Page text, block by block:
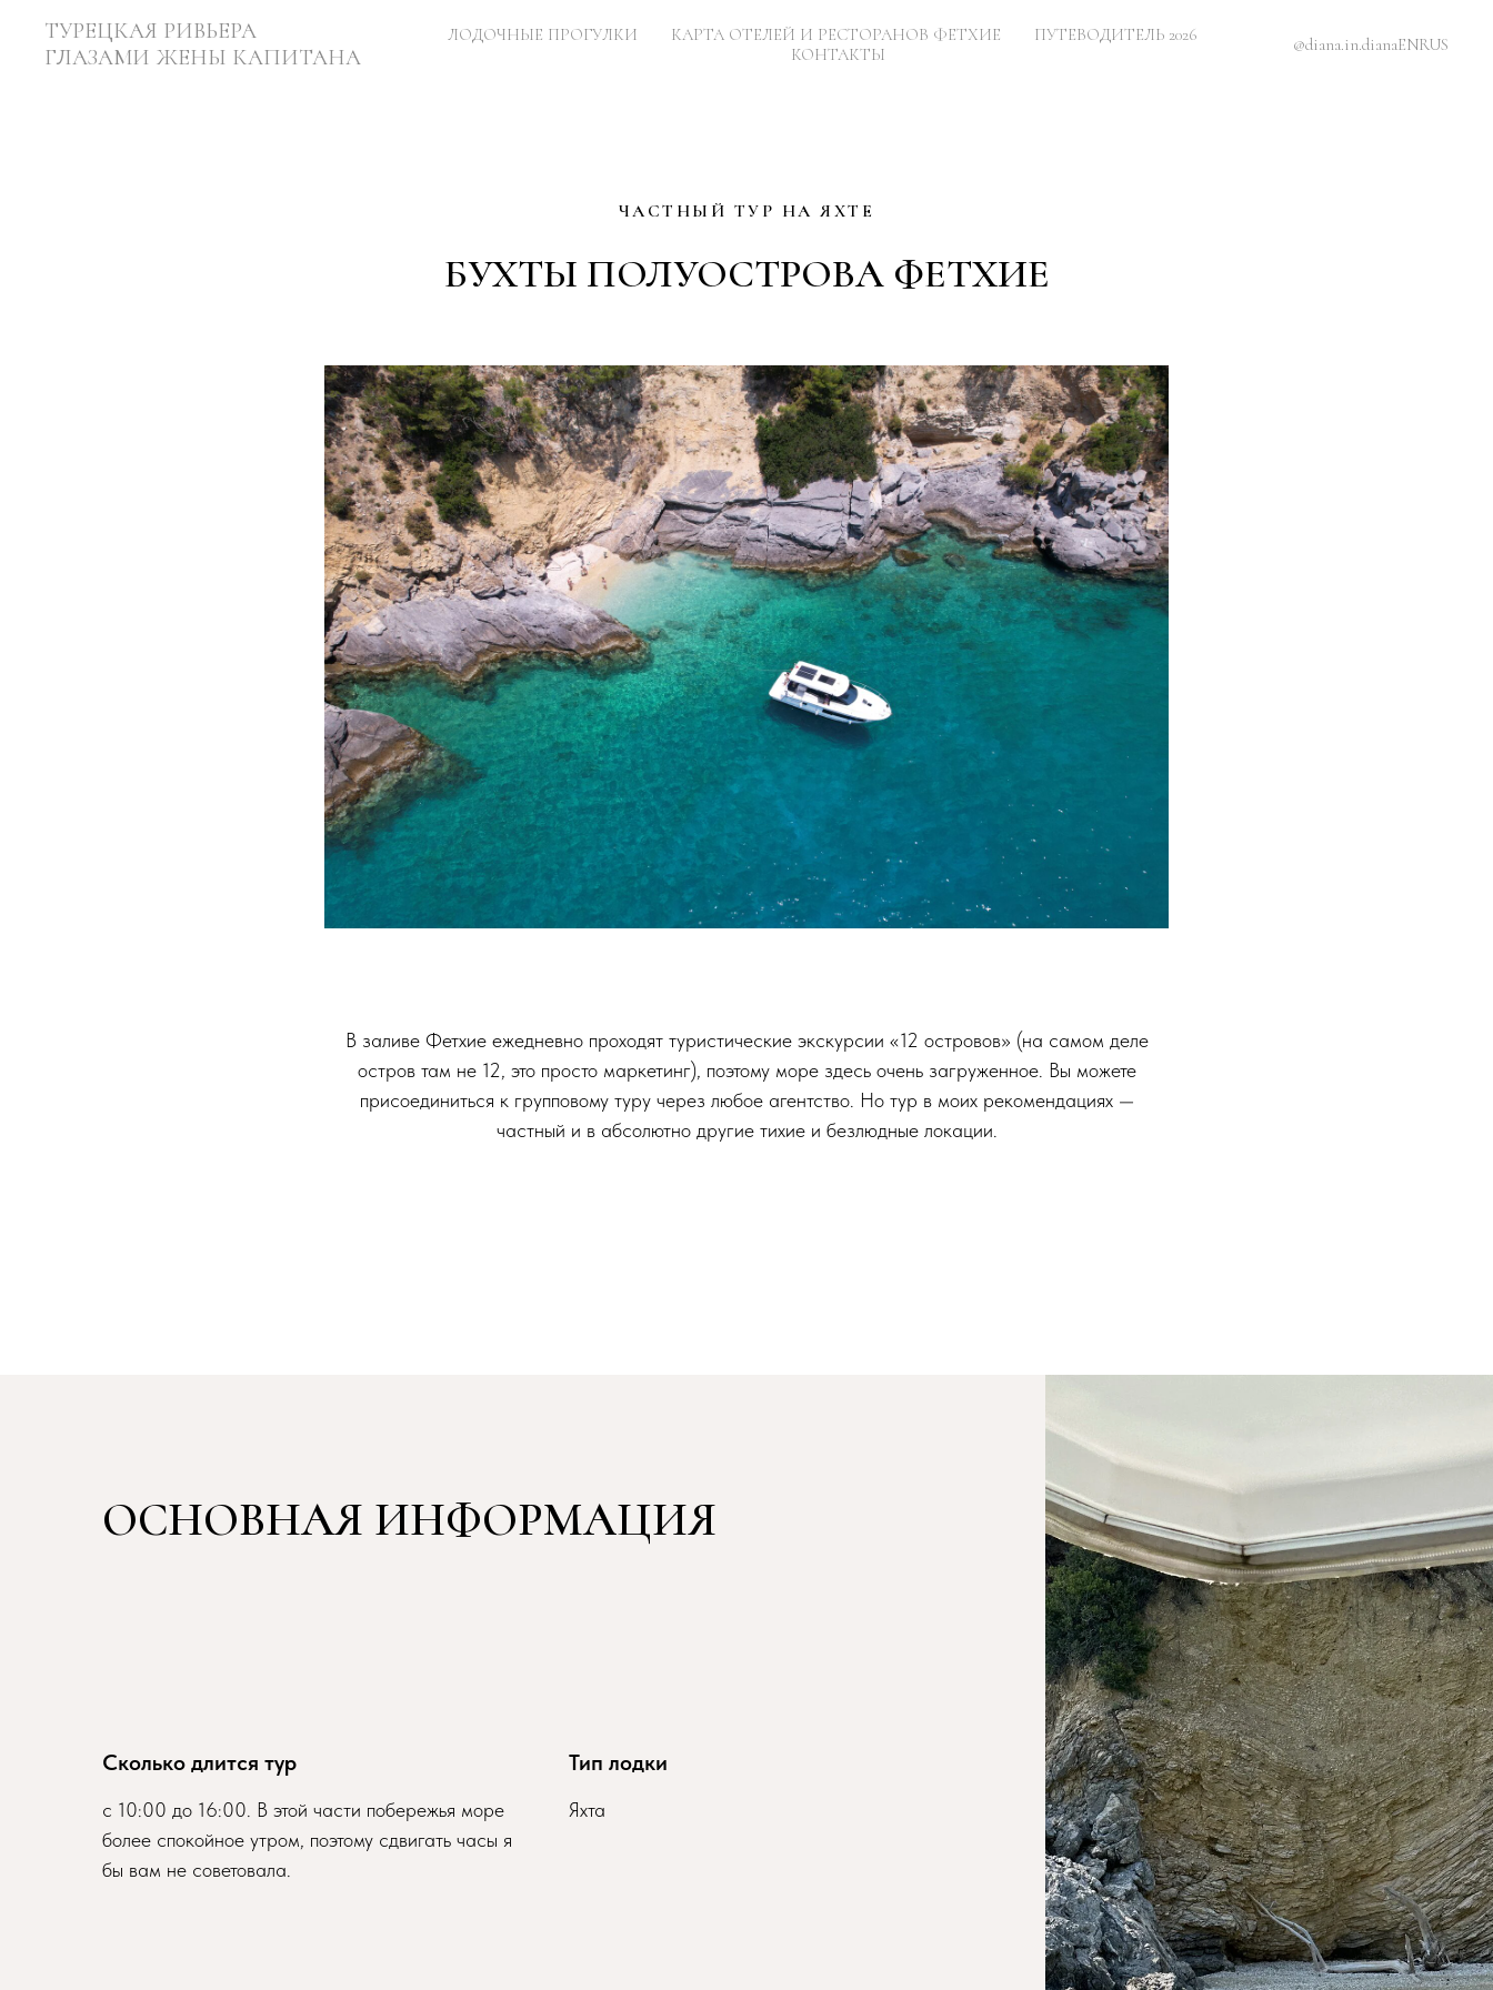
ТУРЕЦКАЯ РИВЬЕРА
ГЛАЗАМИ ЖЕНЫ КАПИТАНА
ЛОДОЧНЫЕ ПРОГУЛКИ КАРТА ОТЕЛЕЙ И РЕСТОРАНОВ ФЕТХИЕ
ПУТЕВОДИТЕЛЬ 2026
КОНТАКТЫ
@diana.in.dianaENRUS
ЧАСТНЫЙ ТУР НА ЯХТЕ
БУХТЫ ПОЛУОСТРОВА ФЕТХИЕ
В заливе Фетхие ежедневно проходят туристические экскурсии «12 островов» (на самом деле
остров там не 12, это просто маркетинг), поэтому море здесь очень загруженное. Вы можете
присоединиться к групповому туру через любое агентство. Но тур в моих рекомендациях —
частный и в абсолютно другие тихие и безлюдные локации.
ОСНОВНАЯ ИНФОРМАЦИЯ
Сколько длится тур
с 10:00 до 16:00. В этой части побережья море
более спокойное утром, поэтому сдвигать часы я
бы вам не советовала.
Тип лодки
Яхта